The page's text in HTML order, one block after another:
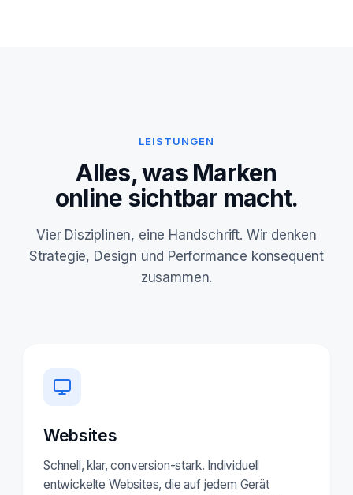
LEISTUNGEN
Alles, was Marken
online sichtbar macht.
Vier Disziplinen, eine Handschrift. Wir denken
Strategie, Design und Performance konsequent
zusammen.
Websites
Schnell, klar, conversion-stark. Individuell
entwickelte Websites, die auf jedem Gerät